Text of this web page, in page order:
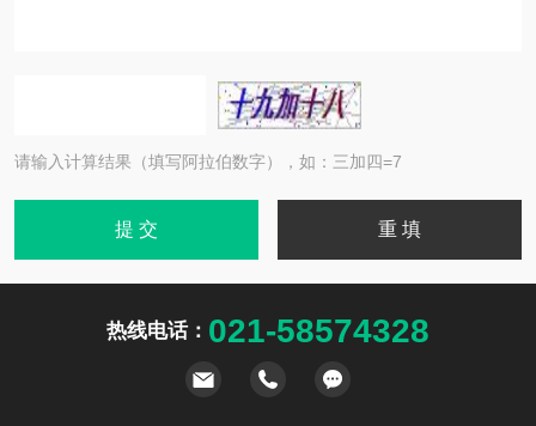
请输入计算结果（填写阿拉伯数字），如：三加四=7
热线电话： 021-58574328